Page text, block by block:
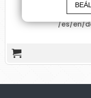
A következő
/es/en/